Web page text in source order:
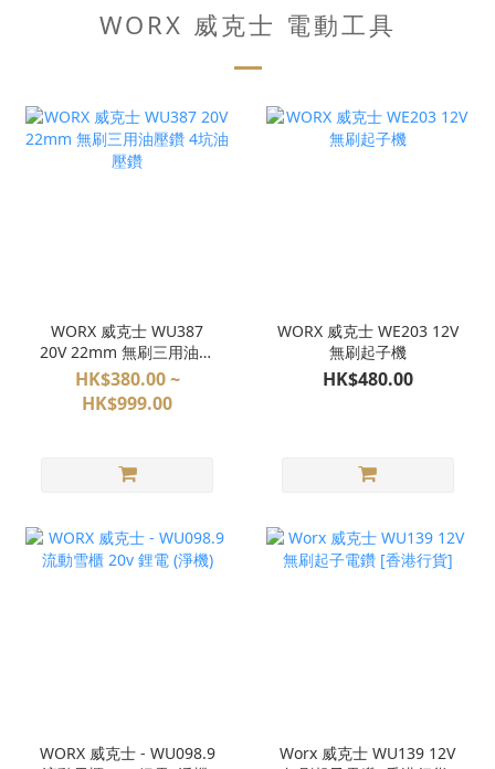
WORX 威克士 電動工具
WORX 威克士 WU387
20V 22mm 無刷三用油壓
鑽 4坑油壓鑽
HK$380.00 ~
HK$999.00
WORX 威克士 WE203 12V
無刷起子機
HK$480.00
WORX 威克士 - WU098.9
Worx 威克士 WU139 12V